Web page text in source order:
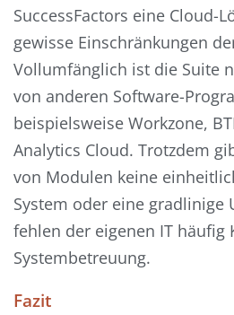
SuccessFactors eine Cloud-
gewisse Einschränkungen
Vollumfänglich ist die Suite
von anderen Software-
beispielsweise Workzone,
Analytics Cloud. Trotzdem
von Modulen keine
System oder eine gradlinige
fehlen der eigenen IT häufig
Systembetreuung.
Fazit